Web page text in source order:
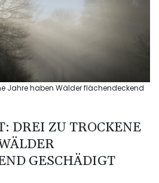
Jahre haben Wälder flächendeckend
DREI ZU TROCKENE
GESCHÄDIGT